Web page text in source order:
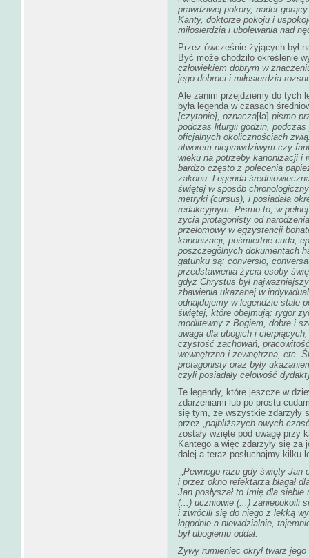
prawdziwej pokory, nader
Kanty, doktorze pokoju i
miłosierdzia i ubolewania nad
Przez ówcześnie żyjących był
Być może chodziło określenie
człowiekiem dobrym w
jego dobroci i miłosierdzia
Ale zanim przejdziemy do tych
była legenda w czasach
[czytanie], oznacza[ła] pismo
podczas liturgii godzin,
oficjalnych okolicznościach
utworem nieprawdziwym czy
wieku na potrzeby kanonizacji i
bardzo często z polecenia
zakonu. Legenda
świętej w sposób
metryki (cursus), i posiadała
redakcyjnym. Pismo to, w
życia protagonisty od
przełomowy w egzystencji
kanonizacji, pośmiertne cuda,
poszczególnych dokumentach
gatunku są: conversio,
przedstawienia życia osoby
gdyż Chrystus był
zbawienia ukazanej w
odnajdujemy w legendzie stałe
świętej, które obejmują: rygor
modlitewny z Bogiem, dobre i
uwaga dla ubogich i
czystość zachowań,
wewnętrzna i zewnętrzna, etc.
protagonisty oraz były
czyli posiadały celowość
Te legendy, które jeszcze w
zdarzeniami lub po prostu
się tym, że wszystkie zdarzyły
przez „najbliższych owych
zostały wzięte pod uwagę przy
Kantego a więc zdarzyły się
dalej a teraz posłuchajmy kilku
„Pewnego razu gdy święty Jan
i przez okno refektarza błagał
Jan posłyszał to Imię dla
(...) uczniowie (...) zaniepokoili
i zwrócili się do niego z lekką
łagodnie a niewidzialnie,
był ubogiemu oddał.
Żywy rumieniec okrył twarz